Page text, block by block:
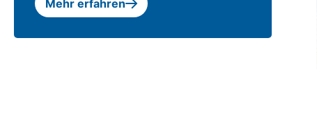
Mehr erfahren